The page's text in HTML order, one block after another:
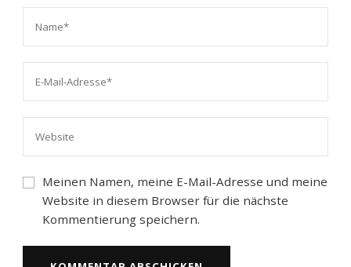
Meinen Namen, meine E-Mail-Adresse und meine
Website in diesem Browser für die nächste
Kommentierung speichern.